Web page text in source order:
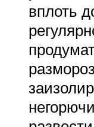
вплоть